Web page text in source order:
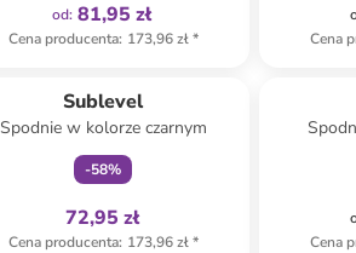
od: 81,95 zł
Cena producenta: 173,96 zł* Cena
Sublevel
Spodnie w kolorze czarnym
-58%
72,95 zł
Cena producenta: 173,96 zł* Cena